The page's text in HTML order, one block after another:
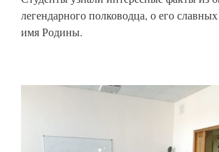
легендарного полководца, о его
имя Родины.